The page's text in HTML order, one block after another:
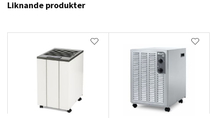
Liknande produkter